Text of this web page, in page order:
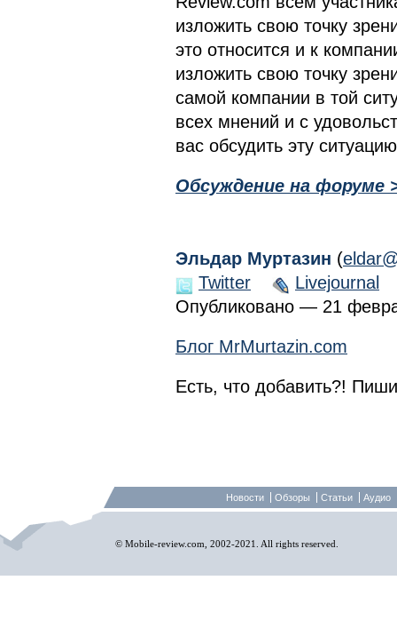
изложить свою точку
это относится и к
изложить свою точку
самой компании в той
всех мнений и с
вас обсудить эту
Обсуждение на форуме
Эльдар Муртазин (
Twitter
Livejournal
Опубликовано — 21
Блог MrMurtazin.com
Есть, что добавить?!
Новости Обзоры Статьи Аудио
© Mobile-review.com, 2002-2021. All rights reserved.